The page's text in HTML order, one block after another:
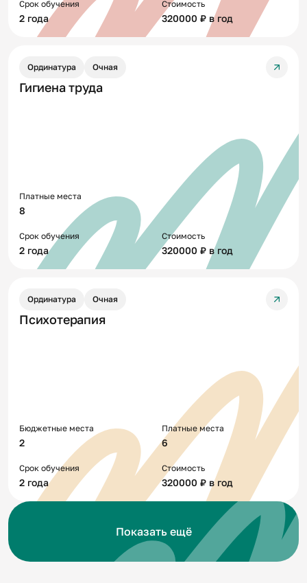
Срок обучения
2 года
Стоимость
320000 ₽ в год
Ординатура Очная
Гигиена труда
Платные места
8
Срок обучения
2 года
Стоимость
320000 ₽ в год
Ординатура Очная
Психотерапия
Бюджетные места
2
Платные места
6
Срок обучения
2 года
Стоимость
320000 ₽ в год
Показать ещё